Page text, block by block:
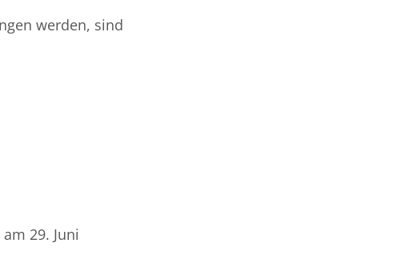
werden, sind
29. Juni